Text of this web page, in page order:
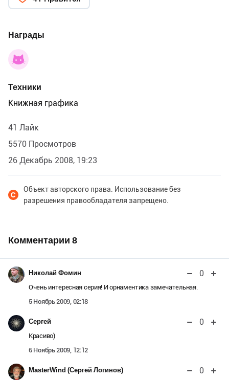
Награды
Техники
Книжная графика
41 Лайк
5570 Просмотров
26 Декабрь 2008, 19:23
Объект авторского права. Использование без
разрешения правообладателя запрещено.
Комментарии 8
Николай Фомин 0
Очень интересная серия! И орнаментика замечательная.
5 Ноябрь 2009, 02:18
Сергей 0
Красиво)
6 Ноябрь 2009, 12:12
MasterWind (Сергей Логинов) 0